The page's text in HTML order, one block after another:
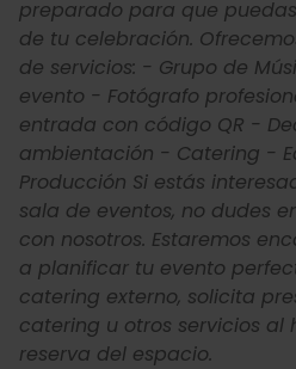
preparado para que
de tu celebración.
de servicios: - Grupo de
evento - Fotógrafo
entrada con código QR -
ambientación - Catering -
Producción Si estás
sala de eventos, no dudes
con nosotros. Estaremos
a planificar tu evento
catering externo, solicita
catering u otros servicios al
reserva del espacio.